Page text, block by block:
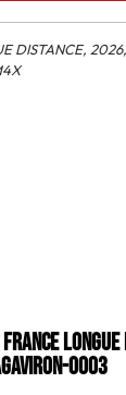
DISTANCE, 2026,
France
0003